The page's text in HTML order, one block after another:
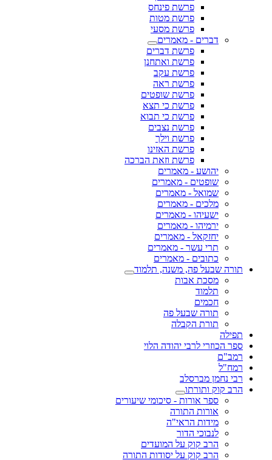
פרשת פינחס
פרשת מטות
פרשת מסעי
דברים - מאמרים
פרשת דברים
פרשת ואתחנן
פרשת עקב
פרשת ראה
פרשת שופטים
פרשת כי תצא
פרשת כי תבוא
פרשת נצבים
פרשת וילך
פרשת האזינו
פרשת וזאת הברכה
יהושע - מאמרים
שופטים - מאמרים
שמואל - מאמרים
מלכים - מאמרים
ישעיהו - מאמרים
ירמיהו - מאמרים
יחזקאל - מאמרים
תרי עשר - מאמרים
כתובים - מאמרים
תורה שבעל פה, משנה, תלמוד
מסכת אבות
תלמוד
חכמים
תורה שבעל פה
תורת הקבלה
תפילה
ספר הכוזרי לרבי יהודה הלוי
רמב"ם
רמח"ל
רבי נחמן מברסלב
הרב קוק ותורתו
ספר אורות - סיכומי שיעורים
אורות התורה
מידות הראי"ה
לנבוכי הדור
הרב קוק על המועדים
הרב קוק על יסודות התורה